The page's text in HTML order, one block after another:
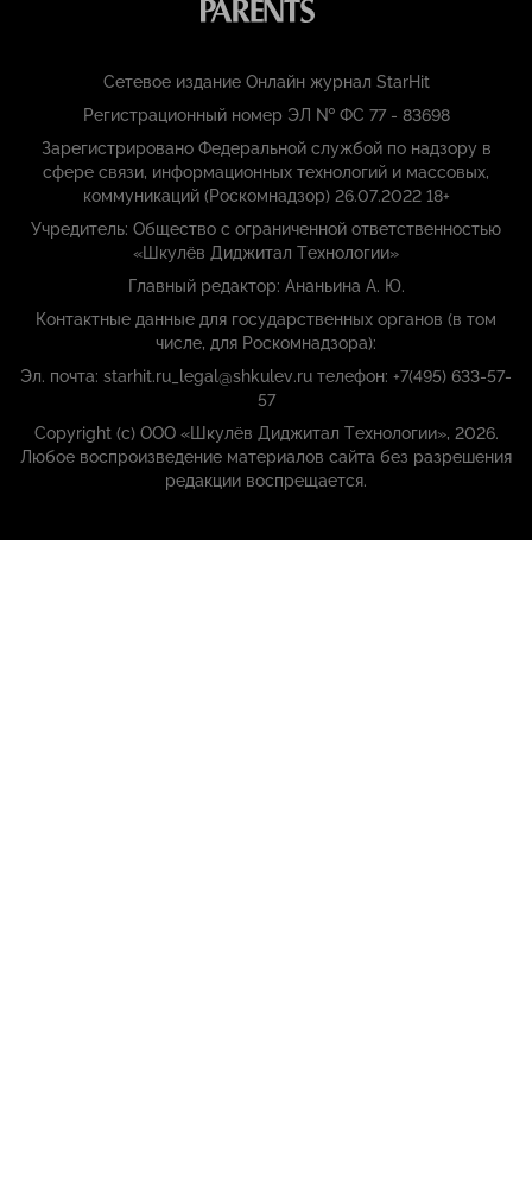
Сетевое издание Онлайн журнал StarHit
Регистрационный номер ЭЛ № ФС 77 - 83698
Зарегистрировано Федеральной службой по надзору в
сфере связи, информационных технологий и массовых,
коммуникаций (Роскомнадзор) 26.07.2022 18+
Учредитель: Общество с ограниченной ответственностью
«Шкулёв Диджитал Технологии»
Главный редактор: Ананьина А. Ю.
Контактные данные для государственных органов (в том
числе, для Роскомнадзора):
Эл. почта: starhit.ru_legal@shkulev.ru телефон: +7(495) 633-57-
57
Copyright (с) ООО «Шкулёв Диджитал Технологии», 2026.
Любое воспроизведение материалов сайта без разрешения
редакции воспрещается.